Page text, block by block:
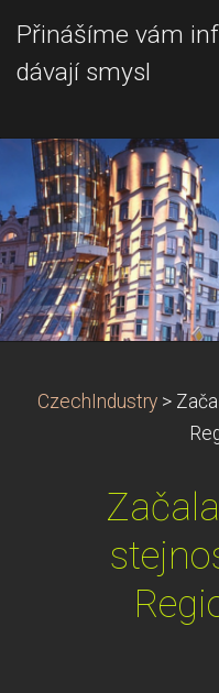
Přinášíme vám
dávají smysl
CzechIndustry >